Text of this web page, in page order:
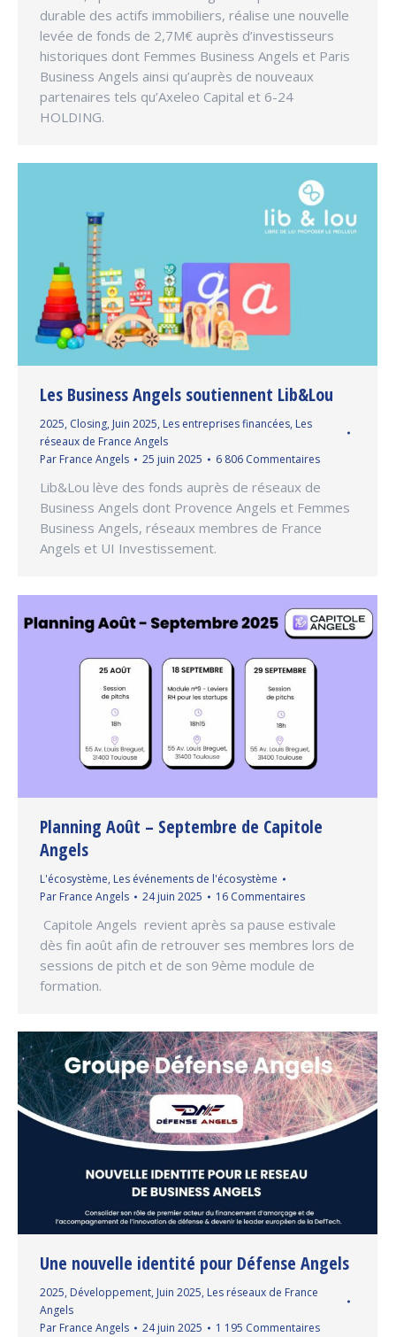
durable des actifs immobiliers, réalise une nouvelle
levée de fonds de 2,7M€ auprès d’investisseurs
historiques dont Femmes Business Angels et Paris
Business Angels ainsi qu’auprès de nouveaux
partenaires tels qu’Axeleo Capital et 6-24
HOLDING.
Les Business Angels soutiennent Lib&Lou
2025, Closing, Juin 2025, Les entreprises financées, Les
réseaux de France Angels
Par France Angels 25 juin 2025 6 806 Commentaires
Lib&Lou lève des fonds auprès de réseaux de
Business Angels dont Provence Angels et Femmes
Business Angels, réseaux membres de France
Angels et UI Investissement.
Planning Août – Septembre de Capitole
Angels
L'écosystème, Les événements de l'écosystème
Par France Angels 24 juin 2025 16 Commentaires
Capitole Angels revient après sa pause estivale
dès fin août afin de retrouver ses membres lors de
sessions de pitch et de son 9ème module de
formation.
Une nouvelle identité pour Défense Angels
2025, Développement, Juin 2025, Les réseaux de France
Angels
Par France Angels 24 juin 2025 1 195 Commentaires